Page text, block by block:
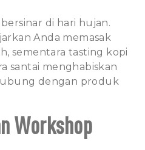
di hari hujan.
Anda memasak
sementara tasting kopi
santai menghabiskan
dengan produk
Workshop